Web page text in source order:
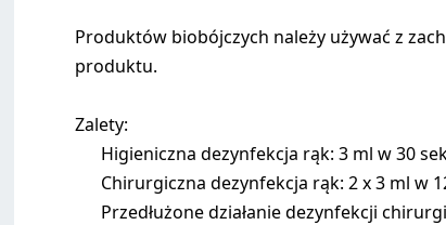
Produktów biobójczych należy używać z
produktu.
Zalety:
Higieniczna dezynfekcja rąk: 3 ml w 30
Chirurgiczna dezynfekcja rąk: 2 x 3 ml w
Przedłużone działanie dezynfekcji